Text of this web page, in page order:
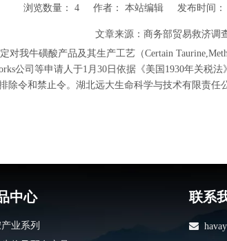
浏览数量： 4作者： 本站编辑 发布时间：
文章来源： 商务部贸易救济调
牛磺酸产品及其生产工艺（Certain
公司等申请人于1月30日依据《美国1930年关
除令和禁止令。湖北远大生命科学与技术有限责
中心
业系列
联系
